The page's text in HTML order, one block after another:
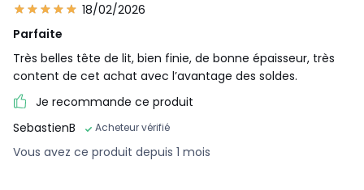
18/02/2026
Parfaite
Très belles tête de lit, bien finie, de bonne épaisseur, très
content de cet achat avec l’avantage des soldes.
Je recommande ce produit
SebastienB
Acheteur vérifié
Vous avez ce produit depuis 1 mois